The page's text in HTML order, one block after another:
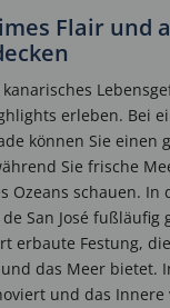
Flair und
erleben. Bei
können Sie einen
Sie frische
Ozeans schauen. In
San José fußläufig
erbaute Festung,
das Meer bietet.
und das Innere